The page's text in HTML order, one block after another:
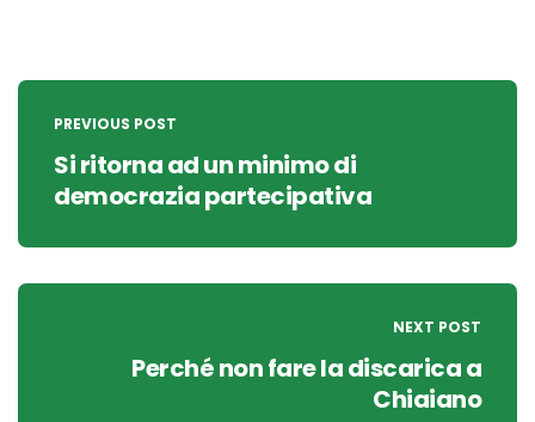
Post
navigation
PREVIOUS POST
Si ritorna ad un minimo di
democrazia partecipativa
NEXT POST
Perché non fare la discarica a
Chiaiano